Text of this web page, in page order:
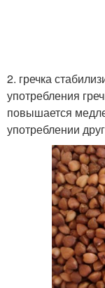
2. гречка
употребления
повышается
употреблении